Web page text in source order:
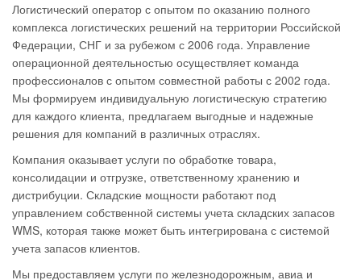
Логистический оператор с опытом по оказанию полного
комплекса логистических решений на территории Российской
Федерации, СНГ и за рубежом с 2006 года. Управление
операционной деятельностью осуществляет команда
профессионалов с опытом совместной работы с 2002 года.
Мы формируем индивидуальную логистическую стратегию
для каждого клиента, предлагаем выгодные и надежные
решения для компаний в различных отраслях.
Компания оказывает услуги по обработке товара,
консолидации и отгрузке, ответственному хранению и
дистрибуции. Складские мощности работают под
управлением собственной системы учета складских запасов
WMS, которая также может быть интегрирована с системой
учета запасов клиентов.
Мы предоставляем услуги по железнодорожным, авиа и